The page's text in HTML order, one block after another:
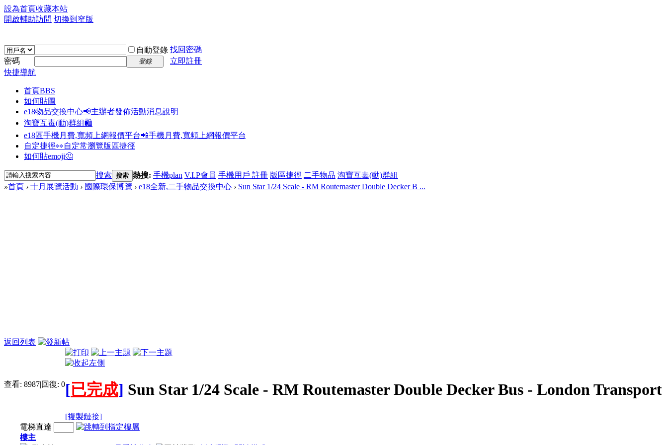
設為首頁收藏本站
開啟輔助訪問 切換到窄版
自動登錄 找回密碼
密碼
登錄
立即註冊
快捷導航
首頁BBS
如何貼圖
e18物品交換中心📢主辦者發佈活動消息說明
淘寶互毒(動)群組🛍️
e18區手機月費,寬頻上網報價平台📲手機月費,寬頻上網報價平台
自定捷徑👀自定常瀏覽版區捷徑
如何貼emoji🤔
搜索 搜索 熱搜: 手機plan V.I.P會員 手機用戶 註冊 版區捷徑 二手物品 淘寶互毒(動)群組
»首頁 › 十月展覽活動 › 國際環保博覽 › e18全新,二手物品交換中心 › Sun Star 1/24 Scale - RM Routemaster Double Decker B ...
返回列表
查看: 8987|回復: 0[已完成] Sun Star 1/24 Scale - RM Routemaster Double Decker Bus - London Transport
[複製鏈接]
電梯直達
樓主